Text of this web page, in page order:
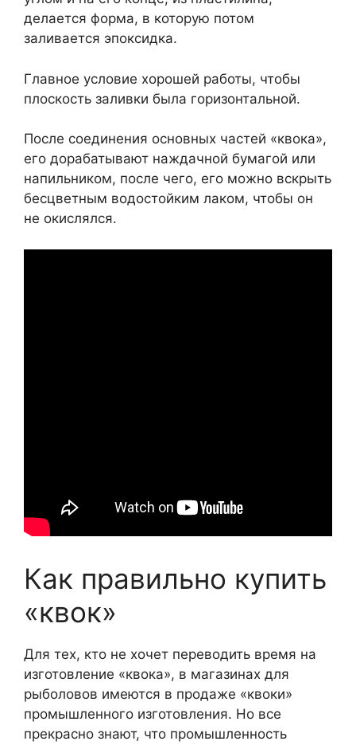
делается форма, в которую потом
заливается эпоксидка.
Главное условие хорошей работы, чтобы
плоскость заливки была горизонтальной.
После соединения основных частей «квока»,
его дорабатывают наждачной бумагой или
напильником, после чего, его можно вскрыть
бесцветным водостойким лаком, чтобы он
не окислялся.
Как правильно купить
«квок»
Для тех, кто не хочет переводить время на
изготовление «квока», в магазинах для
рыболовов имеются в продаже «квоки»
промышленного изготовления. Но все
прекрасно знают, что промышленность